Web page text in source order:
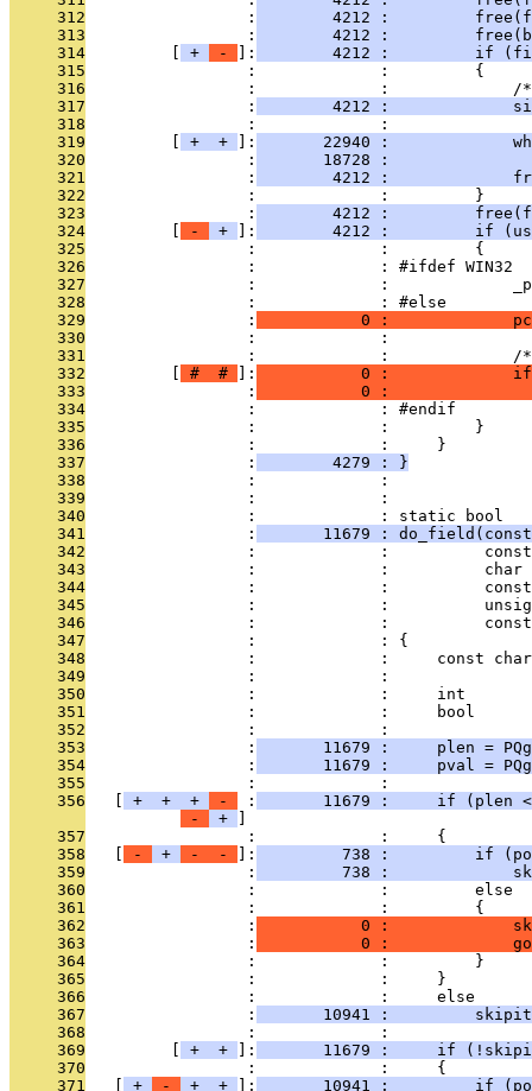
     312
                 :
4212 :
     313
                 :
4212 :
     314
+ - ]:
4212 :         if
     315
                 :             :         {
     316
:             :
     317
                 :
4212 :
     318
                 :             :
     319
+ + ]:
22940 :
     320
                 :
18728 :
     321
                 :
4212 :
     322
                 :             :         }
     323
                 :
4212 :
     324
- + ]:
4212 :         if
     325
                 :             :         {
     326
                 :             : #ifdef WIN32
     327
:             :
     328
                 :             : #else
     329
                 :
0 :
     330
                 :             :
     331
:             :
     332
# # ]:
0 :
     333
                 :
0 :
     334
:             : #endif
     335
                 :             :         }
     336
                 :             :     }
     337
                 :
        4279 : }
     338
                 :             :
     339
                 :             :
     340
                 :             : static bool
     341
                 :
11679 :
     342
:             :
     343
:             :          char
     344
:             :
     345
:             :
     346
:             :
     347
                 :             : {
     348
:             :     const
     349
:             :
     350
:             :     int
     351
:             :     bool
     352
                 :             :
     353
                 :
11679 :     plen =
     354
                 :
11679 :     pval =
     355
                 :             :
     356
+ + + - :
11679 :     if (plen
-
+
     357
                 :             :     {
     358
- + - - ]:
738 :         if
     359
                 :
738 :
     360
                 :             :         else
     361
                 :             :         {
     362
                 :
0 :
     363
                 :
0 :
     364
                 :             :         }
     365
                 :             :     }
     366
                 :             :     else
     367
                 :
10941 :
     368
                 :             :
     369
+ + ]:
11679 :     if
     370
                 :             :     {
     371
+ - + + ]:
10941 :         if